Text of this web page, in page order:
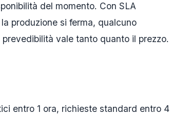
del momento. Con SLA
produzione si ferma, qualcuno
vale tanto quanto il prezzo.
entro 1 ora, richieste standard entro 4